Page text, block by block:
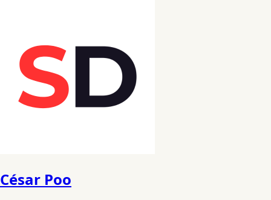
César Poo